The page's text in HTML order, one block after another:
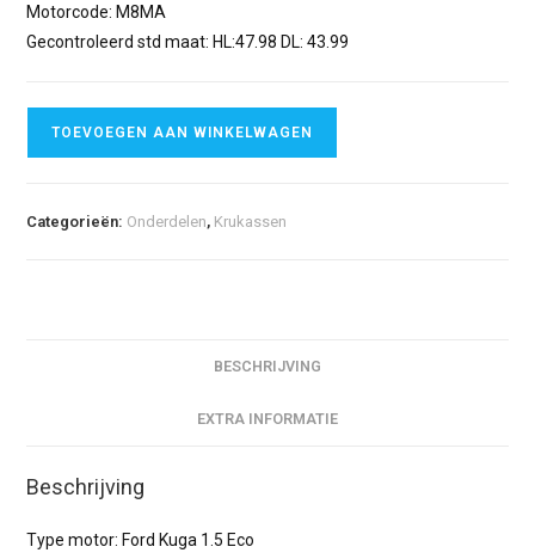
Motorcode: M8MA
Gecontroleerd std maat: HL:47.98 DL: 43.99
TOEVOEGEN AAN WINKELWAGEN
Categorieën: Onderdelen, Krukassen
BESCHRIJVING
EXTRA INFORMATIE
Beschrijving
Type motor: Ford Kuga 1.5 Eco